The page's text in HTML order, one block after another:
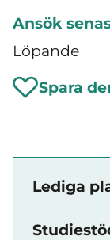
Ansök
Löpande
Spara
Lediga